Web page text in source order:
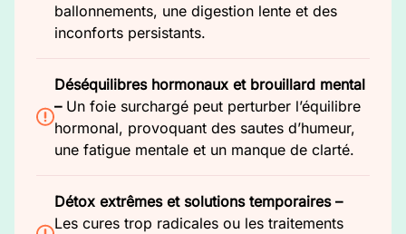
ballonnements, une digestion lente et des
inconforts persistants.
Déséquilibres hormonaux et brouillard mental
–Un foie surchargé peut perturber l’équilibre
hormonal, provoquant des sautes d’humeur,
une fatigue mentale et un manque de clarté.
Détox extrêmes et solutions temporaires –
Les cures trop radicales ou les traitements